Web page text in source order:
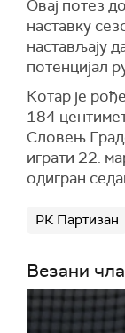
Овај потез
наставку
настављају
потенцијал
Котар је
184
Словењ
играти 22.
одигран
РК Партизан
Везани